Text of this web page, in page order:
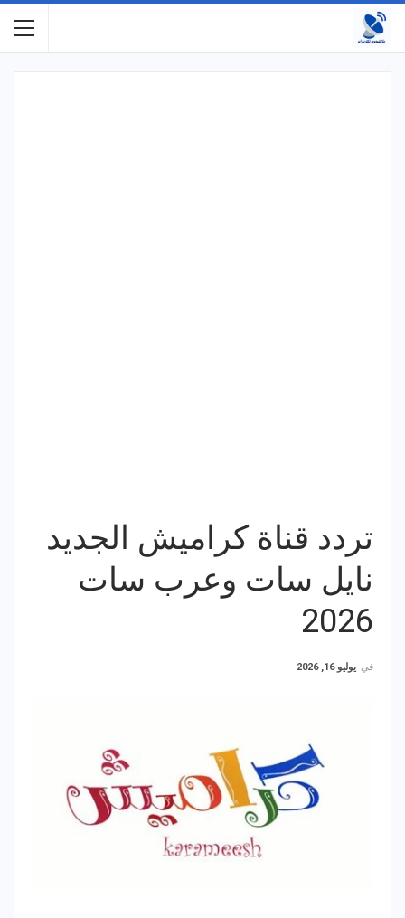
تردد قناة كراميش الجديد
نايل سات وعرب سات
2026
في يوليو 16, 2026